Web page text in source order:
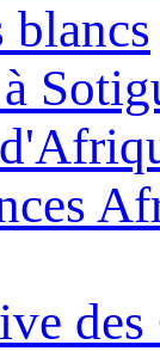
blancs